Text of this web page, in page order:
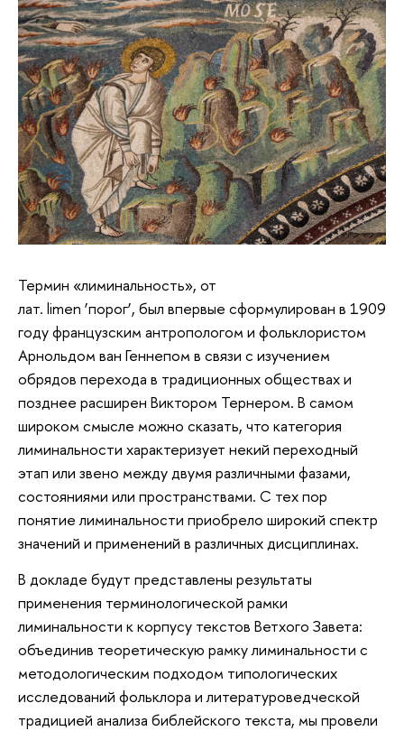
Термин «лиминальность», от
лат. limen ‘порог’, был впервые сформулирован в 1909
году французским антропологом и фольклористом
Арнольдом ван Геннепом в связи с изучением
обрядов перехода в традиционных обществах и
позднее расширен Виктором Тернером. В самом
широком смысле можно сказать, что категория
лиминальности характеризует некий переходный
этап или звено между двумя различными фазами,
состояниями или пространствами. С тех пор
понятие лиминальности приобрело широкий спектр
значений и применений в различных дисциплинах.
В докладе будут представлены результаты
применения терминологической рамки
лиминальности к корпусу текстов Ветхого Завета:
объединив теоретическую рамку лиминальности с
методологическим подходом типологических
исследований фольклора и литературоведческой
традицией анализа библейского текста, мы провели